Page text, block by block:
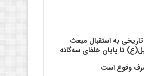
به استقبال مبعث
تا پایان خلفای سه‌گانه
وقوع است